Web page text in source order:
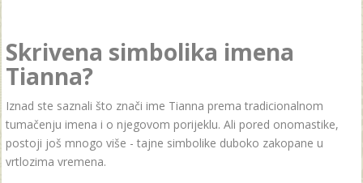
Skrivena simbolika imena
Tianna?
Iznad ste saznali što znači ime Tianna prema tradicionalnom
tumačenju imena i o njegovom porijeklu. Ali pored onomastike,
postoji još mnogo više - tajne simbolike duboko zakopane u
vrtlozima vremena.